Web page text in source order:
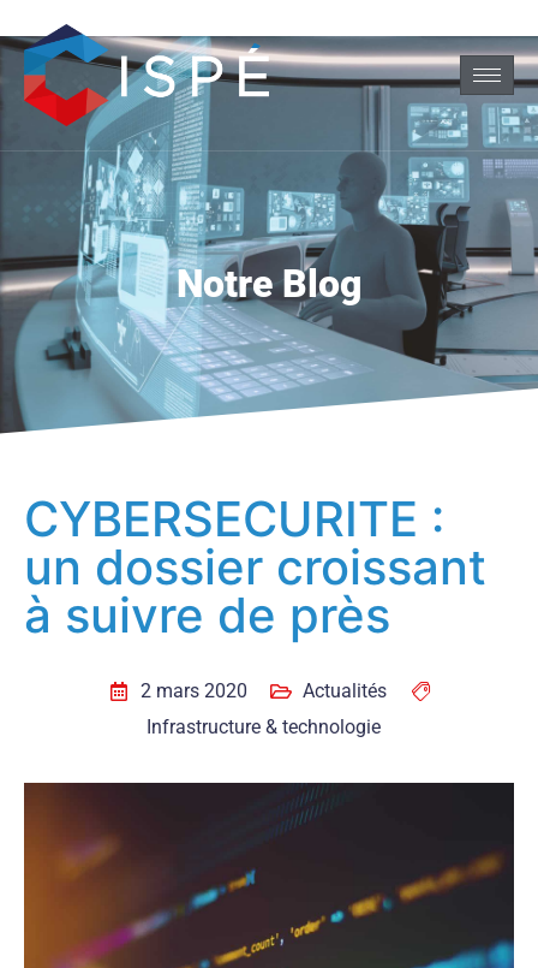
Notre Blog
CYBERSECURITE :
un dossier croissant
à suivre de près
2 mars 2020
Actualités
Infrastructure & technologie